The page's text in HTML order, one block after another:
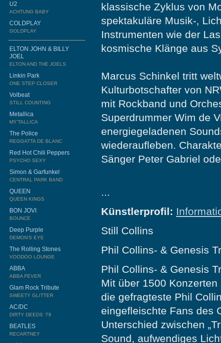
U2
ACHTUNG BABY
COLDPLAY
GOLDPLAY
ELTON JOHN & BILLY
JOEL
ELTON AND THE JOELS
Linkin Park
ONE STEP CLOSER
Volbeat
STILL COUNTING
Metallica
MY’TALLICA
The Police
REGGATTA DE BLANC
Red Hot Chili Peppers
PSYCHO SEXY
Simon & Garfunkel
CENTRAL PARK BAND
QUEEN
QUEEN KINGS
BON JOVI
BOUNCE
Deep Purple
DEMON'S EYE
The Rolling Stones
VOODOO LOUNGE
ABBA
ABBA FEVER
Glam Rock Tribute
SWEETY GLITTER
AC/DC
DIRTY DEEDS ‘79
BEATLES
RECARTNEY
klassische Zyklus von
spektakuläre Musik-,
Instrumenten wie der
kosmische Klänge aus
Marcus Schinkel tritt
Kulturbotschafter von
mit Rockband und
Superdrummer Wim de
energiegeladenen
wiederaufleben.
Sänger Peter Gabriel
...
Künstlerprofil:
Still Collins
Phil Collins- & Genesis
Phil Collins- & Genesis
Mit über 1500
die gefragteste Phil
eingefleischte Fans des
Unterschied zwischen
Sound, aufwendiges